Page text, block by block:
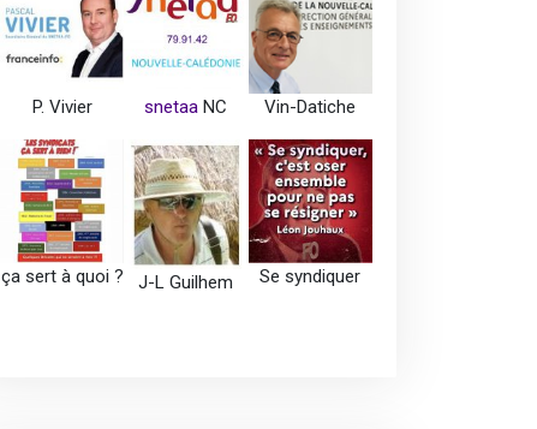
P. Vivier snetaa NC Vin-Datiche
ça sert à quoi ? J-L Guilhem Se syndiquer